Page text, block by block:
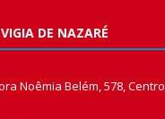
DE NAZARÉ
Noêmia Belém, 578, Centro